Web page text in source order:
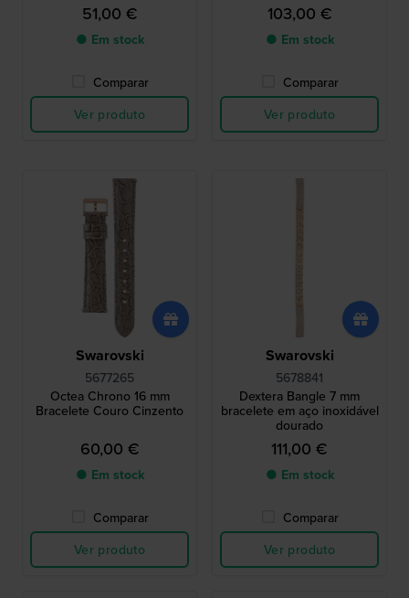
51,00 €
● Em stock
Comparar
Ver produto
103,00 €
● Em stock
Comparar
Ver produto
Swarovski
5677265
Octea Chrono 16 mm
Bracelete Couro Cinzento
60,00 €
● Em stock
Comparar
Ver produto
Swarovski
5678841
Dextera Bangle 7 mm
bracelete em aço inoxidável
dourado
111,00 €
● Em stock
Comparar
Ver produto